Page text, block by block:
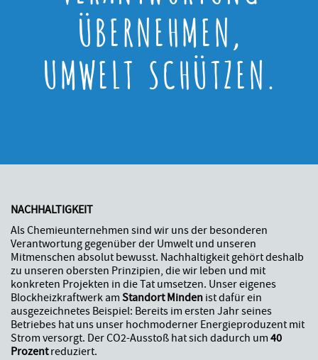
ÜBERNEHMEN,
UMWELT SCHÜTZEN.
NACHHALTIGKEIT
Als Chemieunternehmen sind wir uns der besonderen
Verantwortung gegenüber der Umwelt und unseren
Mitmenschen absolut bewusst. Nachhaltigkeit gehört deshalb
zu unseren obersten Prinzipien, die wir leben und mit
konkreten Projekten in die Tat umsetzen. Unser eigenes
Blockheizkraftwerk am Standort Minden ist dafür ein
ausgezeichnetes Beispiel: Bereits im ersten Jahr seines
Betriebes hat uns unser hochmoderner Energieproduzent mit
Strom versorgt. Der CO2-Ausstoß hat sich dadurch um 40
Prozentreduziert.